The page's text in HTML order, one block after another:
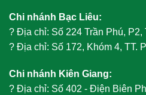
Chi nhánh Bạc Liêu:
? Địa chỉ: Số 224 Trần Phú, P2,
? Địa chỉ: Số 172, Khóm 4, TT.
Chi nhánh Kiên Giang:
? Địa chỉ: Số 402 - Điện Biên